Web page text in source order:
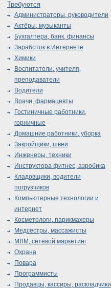
Требуются
Администраторы, руководители
Актёры, музыканты
Бухгалтера, банк, финансы
Заработок в Интернете
Химики
Воспитатели, учителя,
преподаватели
Водители
Врачи, фармацевты
Гостиничные работники,
горничные
Домашние работники, уборка
Закройщики, швеи
Инженеры, техники
Инструктора фитнес, аэробика
Кладовщики, водители
погрузчиков
Компьютерные технологии и
интернет
Косметологи, парикмахеры
Медсёстры, массажисты
МЛМ, сетевой маркетинг
Охрана
Повара
Программисты
Продавцы, кассиры, раскладчики